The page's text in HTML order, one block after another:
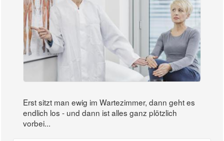
Erst sitzt man ewig im Wartezimmer, dann geht es
endlich los - und dann ist alles ganz plötzlich
vorbei...